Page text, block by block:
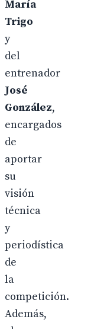
María
Trigo
y
del
entrenador
José
González,
encargados
de
aportar
su
visión
técnica
y
periodística
de
la
competición.
Además,